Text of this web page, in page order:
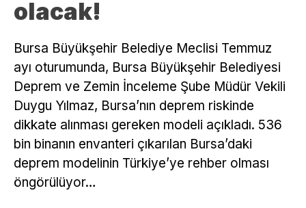
olacak!
​Bursa Büyükşehir Belediye Meclisi Temmuz
ayı oturumunda, Bursa Büyükşehir Belediyesi
Deprem ve Zemin İnceleme Şube Müdür Vekili
Duygu Yılmaz, Bursa’nın deprem riskinde
dikkate alınması gereken modeli açıkladı. 536
bin binanın envanteri çıkarılan Bursa’daki
deprem modelinin Türkiye’ye rehber olması
öngörülüyor…